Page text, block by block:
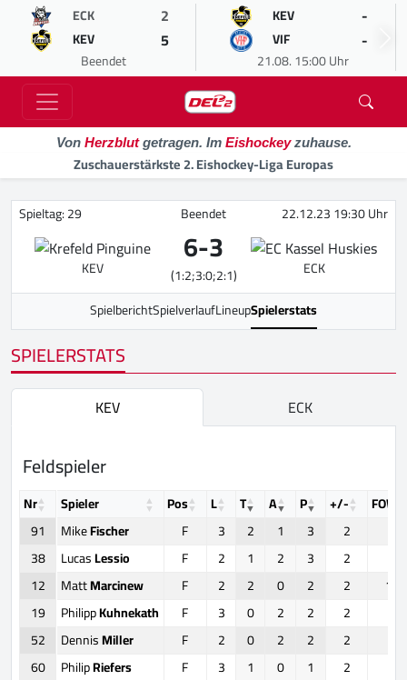
ECK 2
KEV 5
Beendet
KEV -
VIF -
21.08. 15:00 Uhr
Von Herzblutgetragen. Im Eishockeyzuhause.
Zuschauerstärkste 2. Eishockey-Liga Europas
Spieltag: 29 Beendet 22.12.23 19:30 Uhr
KEV 6-3
(1:2;3:0;2:1)
ECK
SpielberichtSpielverlaufLineupSpielerstats
SPIELERSTATS
KEV ECK
Feldspieler
Nr Spieler Pos L T A P +/-
FOW
91
MikeFischer F 3 2 1 3 2
38
LucasLessio F 2 1 2 3 2
12
MattMarcinew F 2 2 0 2 2
16
19
PhilippKuhnekath F 3 0 2 2 2
52
DennisMiller F 2 0 2 2 2
60
PhilipRiefers F 3 1 0 1 2